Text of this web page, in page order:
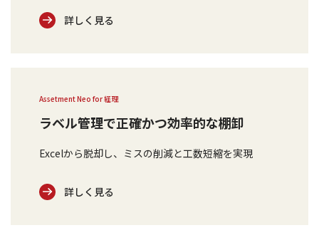
詳しく見る
Assetment Neo for 経理
ラベル管理で正確かつ効率的な棚卸
Excelから脱却し、ミスの削減と工数短縮を実現
詳しく見る